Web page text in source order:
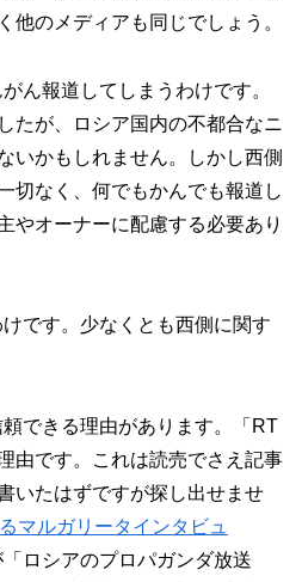
他のメディアも同じでしょう。
ん報道してしまうわけです。
たが、ロシア国内の不都合なニ
いかもしれません。しかし西側
切なく、何でもかんでも報道し
やオーナーに配慮する必要あり
です。少なくとも西側に関す
できる理由があります。「RT
由です。これは読売でさえ記事
いたはずですが探し出せませ
マルガリータインタビュ
ロシアのプロパガンダ放送